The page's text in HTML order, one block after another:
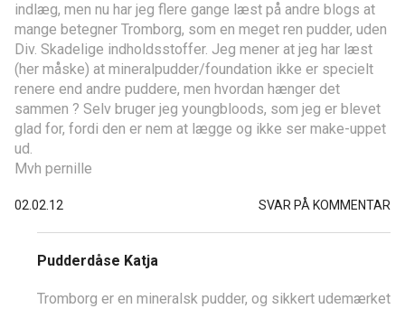
indlæg, men nu har jeg flere gange læst på andre blogs at
mange betegner Tromborg, som en meget ren pudder, uden
Div. Skadelige indholdsstoffer. Jeg mener at jeg har læst
(her måske) at mineralpudder/foundation ikke er specielt
renere end andre puddere, men hvordan hænger det
sammen ? Selv bruger jeg youngbloods, som jeg er blevet
glad for, fordi den er nem at lægge og ikke ser make-uppet
ud.
Mvh pernille
02.02.12 SVAR PÅ KOMMENTAR
Pudderdåse Katja
Tromborg er en mineralsk pudder, og sikkert udemærket